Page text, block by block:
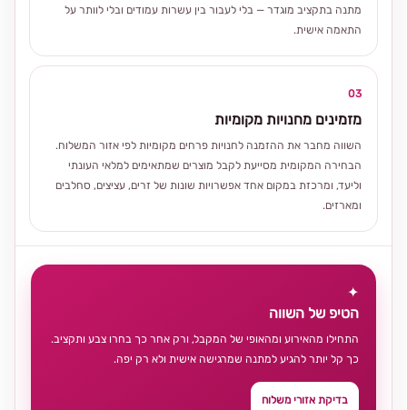
מתנה בתקציב מוגדר — בלי לעבור בין עשרות עמודים ובלי לוותר על
התאמה אישית.
03
מזמינים מחנויות מקומיות
השווה מחבר את ההזמנה לחנויות פרחים מקומיות לפי אזור המשלוח.
הבחירה המקומית מסייעת לקבל מוצרים שמתאימים למלאי העונתי
וליעד, ומרכזת במקום אחד אפשרויות שונות של זרים, עציצים, סחלבים
ומארזים.
✦
הטיפ של השווה
התחילו מהאירוע ומהאופי של המקבל, ורק אחר כך בחרו צבע ותקציב.
כך קל יותר להגיע למתנה שמרגישה אישית ולא רק יפה.
בדיקת אזורי משלוח